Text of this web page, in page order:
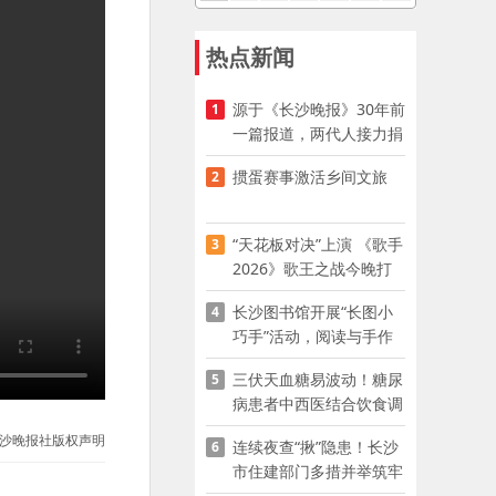
晚报社版权声明
热点新闻
1
源于《长沙晚报》30年前
一篇报道，两代人接力捐
资助学
2 掼蛋赛事激活乡间文旅
3
“天花板对决”上演 《歌手
2026》歌王之战今晚打
响
4
长沙图书馆开展“长图小
巧手”活动，阅读与手作
赋能少儿暑期成长
5
三伏天血糖易波动！糖尿
病患者中西医结合饮食调
养指南
6
连续夜查“揪”隐患！长沙
市住建部门多措并举筑牢